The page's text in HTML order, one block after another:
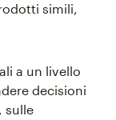
simili,
a un livello
decisioni
sulle